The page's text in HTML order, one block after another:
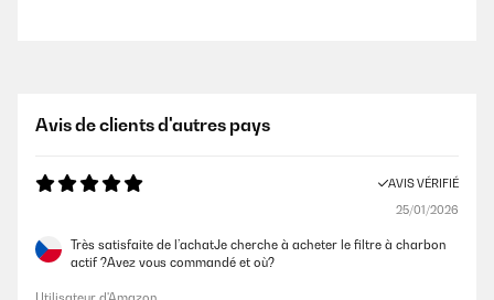
Avis de clients d'autres pays
AVIS VÉRIFIÉ
25/01/2026
Très satisfaite de l’achatJe cherche à acheter le filtre à charbon
actif ?Avez vous commandé et où?